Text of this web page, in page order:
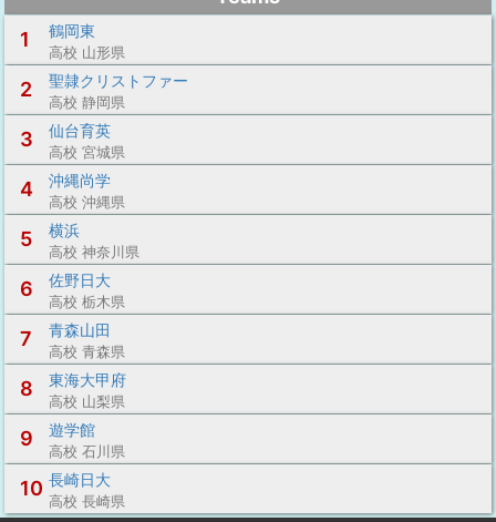
1
鶴岡東
高校 山形県
2 聖隷クリストファー
高校 静岡県
3 仙台育英
高校 宮城県
4 沖縄尚学
高校 沖縄県
5 横浜
高校 神奈川県
6 佐野日大
高校 栃木県
7 青森山田
高校 青森県
8 東海大甲府
高校 山梨県
9 遊学館
高校 石川県
10 長崎日大
高校 長崎県